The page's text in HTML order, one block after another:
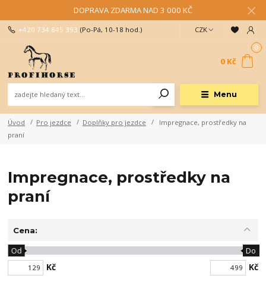
DOPRAVA ZDARMA NAD 3 000 KČ
Menu
CZK
+420 734 845 393 (Po-Pá, 10-18 hod.)
0
0 Kč
Úvod Pro jezdce Doplňky pro jezdce
Impregnace, prostředky na
praní
Impregnace, prostředky na
praní
Cena:
Kč
Od Do
Kč